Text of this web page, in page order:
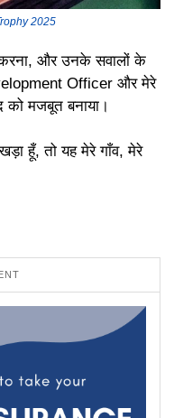
2025
और उनके सवालों के
Officer और मेरे
को मजबूत बनाया।
हूँ, तो यह मेरे गाँव, मेरे